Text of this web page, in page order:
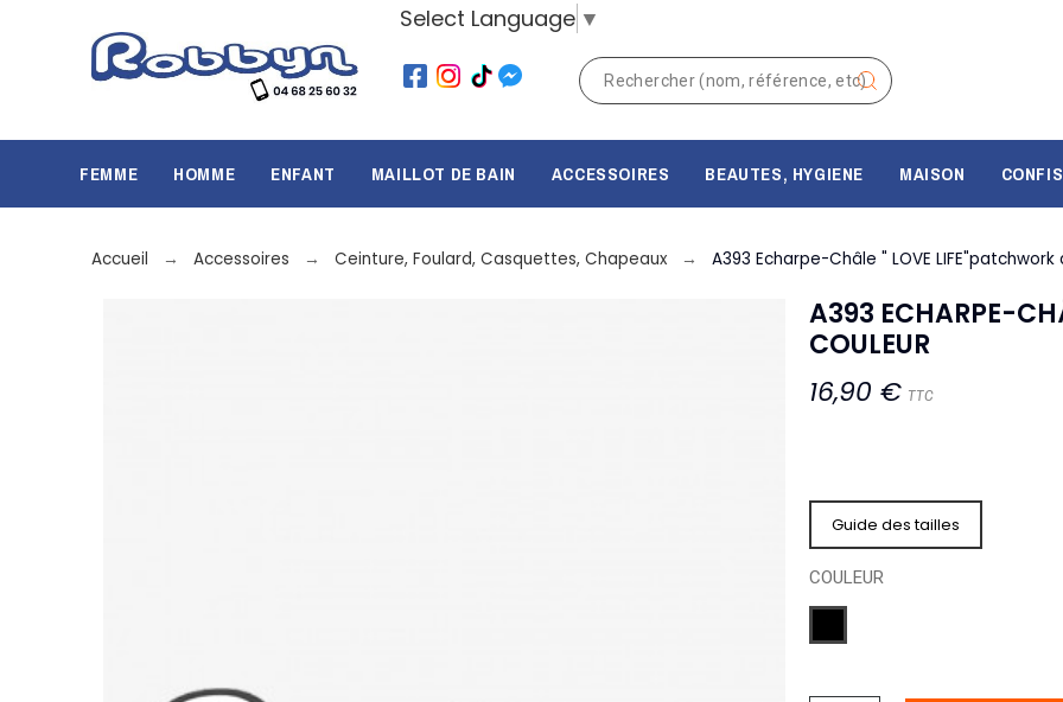
Select Language ▼
FEMME HOMME ENFANT MAILLOT DE BAIN ACCESSOIRES BEAUTES, HYGIENE MAISON
Accueil Accessoires Ceinture, Foulard, Casquettes, Chapeaux A393 Echarpe-Châle " LOVE
A393 ECHARPE-
COULEUR
16,90 € TTC
Guide des tailles
COULEUR